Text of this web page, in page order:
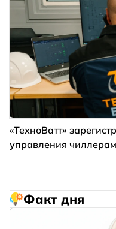
«ТехноВатт»
управления
Факт дня